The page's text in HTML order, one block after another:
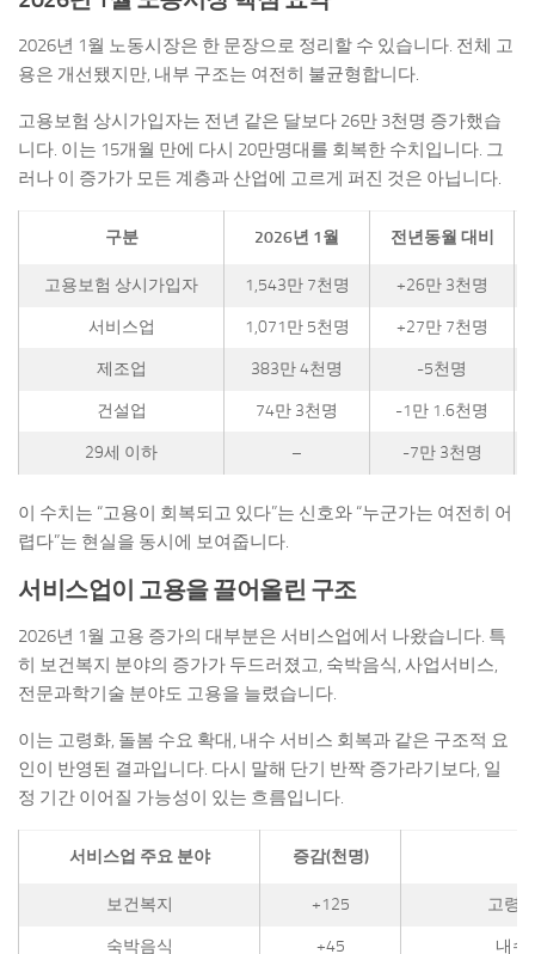
2026년 1월 노동시장은 한 문장으로 정리할 수 있습니다. 전체 고
용은 개선됐지만, 내부 구조는 여전히 불균형합니다.
고용보험 상시가입자는 전년 같은 달보다 26만 3천명 증가했습
니다. 이는 15개월 만에 다시 20만명대를 회복한 수치입니다. 그
러나 이 증가가 모든 계층과 산업에 고르게 퍼진 것은 아닙니다.
구분 2026년 1월 전년동월 대비
고용보험 상시가입자 1,543만 7천명 +26만 3천명
서비스업 1,071만 5천명 +27만 7천명
제조업 383만 4천명 -5천명
건설업 74만 3천명 -1만 1.6천명
29세 이하 – -7만 3천명
이 수치는 “고용이 회복되고 있다”는 신호와 “누군가는 여전히 어
렵다”는 현실을 동시에 보여줍니다.
서비스업이 고용을 끌어올린 구조
2026년 1월 고용 증가의 대부분은 서비스업에서 나왔습니다. 특
히 보건복지 분야의 증가가 두드러졌고, 숙박음식, 사업서비스,
전문과학기술 분야도 고용을 늘렸습니다.
이는 고령화, 돌봄 수요 확대, 내수 서비스 회복과 같은 구조적 요
인이 반영된 결과입니다. 다시 말해 단기 반짝 증가라기보다, 일
정 기간 이어질 가능성이 있는 흐름입니다.
서비스업 주요 분야 증감(천명)
보건복지 +125 고령
숙박음식 +45 내수